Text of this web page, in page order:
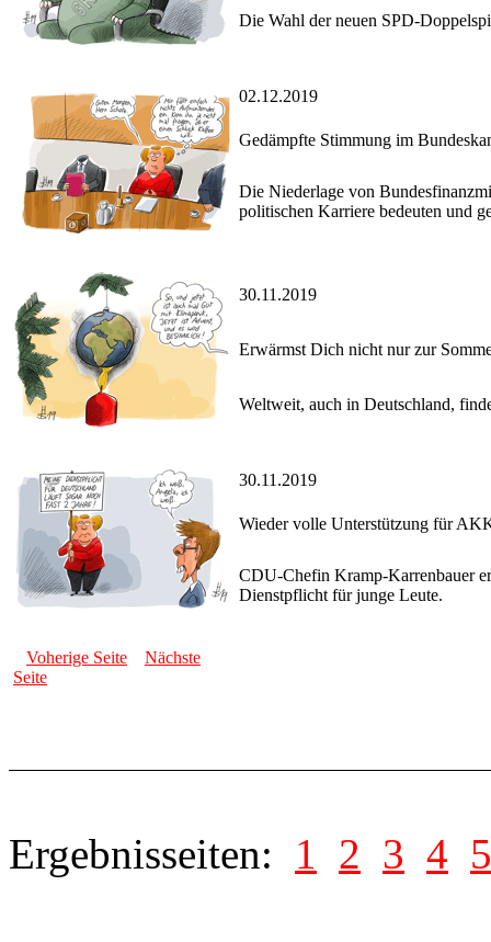
Die Wahl der neuen SPD-
02.12.2019
Gedämpfte Stimmung im
Die Niederlage von
politischen Karriere bedeuten und
30.11.2019
Erwärmst Dich nicht nur zur
Weltweit, auch in Deutschland,
30.11.2019
Wieder volle Unterstützung für
CDU-Chefin Kramp-Karrenbauer
Dienstpflicht für junge Leute.
Voherige Seite
Nächste
Seite
Ergebnisseiten: 1 2 3 4 5